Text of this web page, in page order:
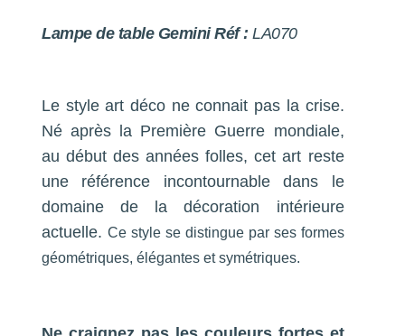
Lampe de table Gemini Réf : LA070
Le style art déco ne connait pas la crise.
Né après la Première Guerre mondiale,
au début des années folles, cet art reste
une référence incontournable dans le
domaine de la décoration intérieure
actuelle. Ce style se distingue par ses formes
géométriques, élégantes et symétriques.